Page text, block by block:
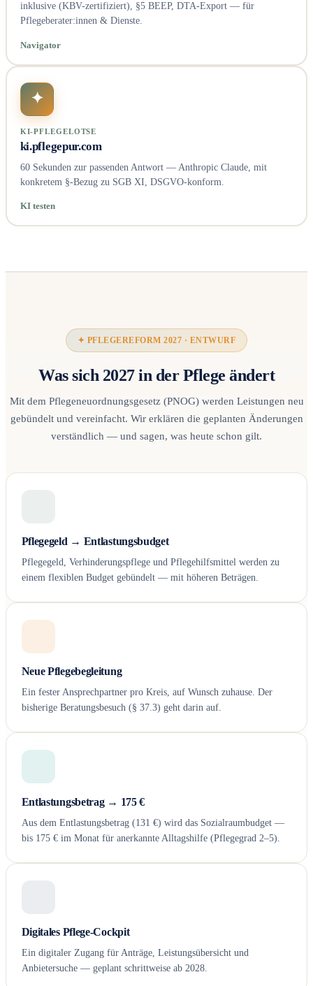
inklusive (KBV-zertifiziert), §5 BEEP, DTA-Export — für
Pflegeberater:innen & Dienste.
Navigator
✦
KI-PFLEGELOTSE
ki.pflegepur.com
60 Sekunden zur passenden Antwort — Anthropic Claude, mit
konkretem §-Bezug zu SGB XI, DSGVO-konform.
KI testen
✦ PFLEGEREFORM 2027 · ENTWURF
Was sich 2027 in der Pflege ändert
Mit dem Pflegeneuordnungsgesetz (PNOG) werden Leistungen neu
gebündelt und vereinfacht. Wir erklären die geplanten Änderungen
verständlich — und sagen, was heute schon gilt.
Pflegegeld → Entlastungsbudget
Pflegegeld, Verhinderungspflege und Pflegehilfsmittel werden zu
einem flexiblen Budget gebündelt — mit höheren Beträgen.
Neue Pflegebegleitung
Ein fester Ansprechpartner pro Kreis, auf Wunsch zuhause. Der
bisherige Beratungsbesuch (§ 37.3) geht darin auf.
Entlastungsbetrag → 175 €
Aus dem Entlastungsbetrag (131 €) wird das Sozialraumbudget —
bis 175 € im Monat für anerkannte Alltagshilfe (Pflegegrad 2–5).
Digitales Pflege-Cockpit
Ein digitaler Zugang für Anträge, Leistungsübersicht und
Anbietersuche — geplant schrittweise ab 2028.